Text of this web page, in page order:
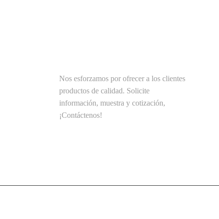
Nos esforzamos por ofrecer a los clientes
productos de calidad. Solicite
información, muestra y cotización,
¡Contáctenos!